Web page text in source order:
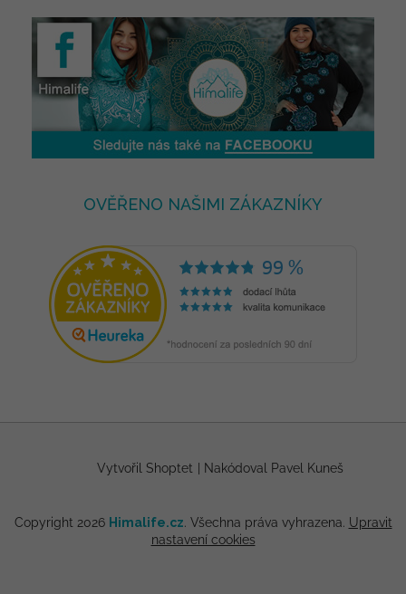
OVĚŘENO NAŠIMI ZÁKAZNÍKY
Vytvořil Shoptet Nakódoval Pavel Kuneš
Copyright 2026 Himalife.cz. Všechna práva vyhrazena. Upravit
nastavení cookies